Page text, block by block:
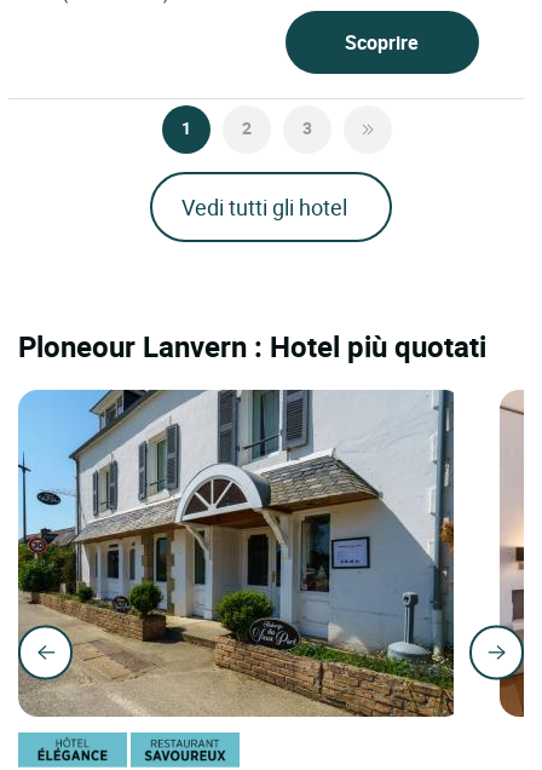
Scoprire
1 2 3
Vedi tutti gli hotel
Ploneour Lanvern : Hotel più quotati